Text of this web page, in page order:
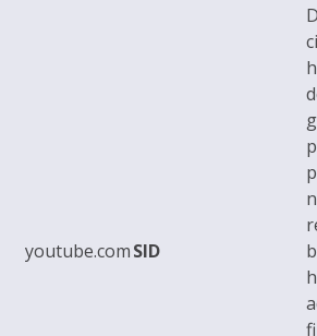
youtube.comSID